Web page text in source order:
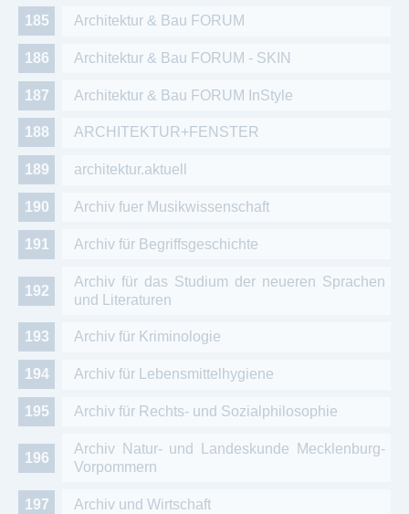
Architektur & Bau FORUM
Architektur & Bau FORUM - SKIN
Architektur & Bau FORUM InStyle
ARCHITEKTUR+FENSTER
architektur.aktuell
Archiv fuer Musikwissenschaft
Archiv für Begriffsgeschichte
Archiv für das Studium der neueren Sprachen
und Literaturen
Archiv für Kriminologie
Archiv für Lebensmittelhygiene
Archiv für Rechts- und Sozialphilosophie
Archiv Natur- und Landeskunde Mecklenburg-
Vorpommern
Archiv und Wirtschaft